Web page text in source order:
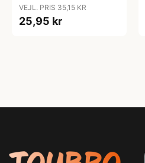
VEJL. PRIS 35,15 KR
25,95 kr